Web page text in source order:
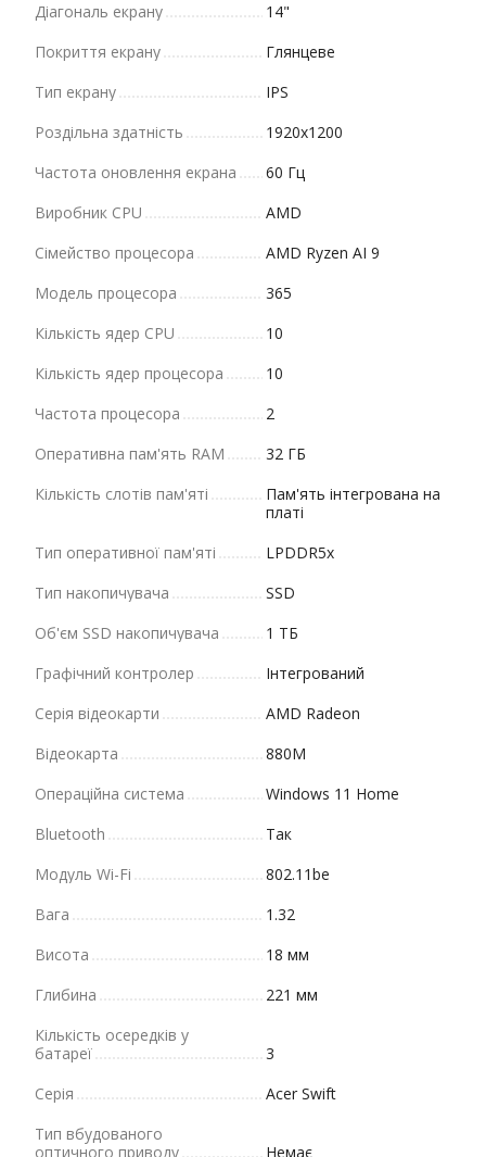
Діагональ екрану
14"
Покриття екрану
Глянцеве
Тип екрану
IPS
Роздільна здатність
1920x1200
Частота оновлення екрана
60 Гц
Виробник CPU
AMD
Сімейство процесора
AMD Ryzen AI 9
Модель процесора
365
Кількість ядер CPU
10
Кількість ядер процесора
10
Частота процесора
2
Оперативна пам'ять RAM
32 ГБ
Кількість слотів пам'яті
Пам'ять інтегрована на
платі
Тип оперативної пам'яті
LPDDR5x
Тип накопичувача
SSD
Об'єм SSD накопичувача
1 ТБ
Графічний контролер
Інтегрований
Серія відеокарти
AMD Radeon
Відеокарта
880M
Операційна система
Windows 11 Home
Bluetooth
Так
Модуль Wi-Fi
802.11be
Вага
1.32
Висота
18 мм
Глибина
221 мм
Кількість осередків у
батареї
3
Серія
Acer Swift
Тип вбудованого
оптичного приводу
Немає